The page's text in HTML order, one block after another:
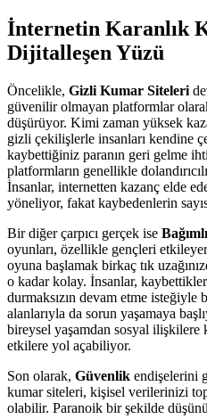
İnternetin Karanlık
Dijitalleşen Yüzü
Öncelikle, Gizli Kumar Siteleri
güvenilir olmayan platformlar
düşürüyor. Kimi zaman yüksek
gizli çekilişlerle insanları kendine
kaybettiğiniz paranın geri gelme
platformların genellikle
İnsanlar, internetten kazanç elde
yöneliyor, fakat kaybedenlerin
Bir diğer çarpıcı gerçek ise
oyunları, özellikle gençleri
oyuna başlamak birkaç tık
o kadar kolay. İnsanlar,
durmaksızın devam etme isteğiyle
alanlarıyla da sorun yaşamaya
bireysel yaşamdan sosyal ilişkilere
etkilere yol açabiliyor.
Son olarak, Güvenlik endişelerini
kumar siteleri, kişisel verilerinizi
olabilir. Paranoik bir şekilde